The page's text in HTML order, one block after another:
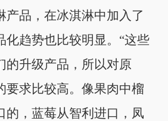
产品，在冰淇淋中加入了
化趋势也比较明显。“这些
的升级产品，所以对原
要求比较高。像果肉中榴
的，蓝莓从智利进口，凤